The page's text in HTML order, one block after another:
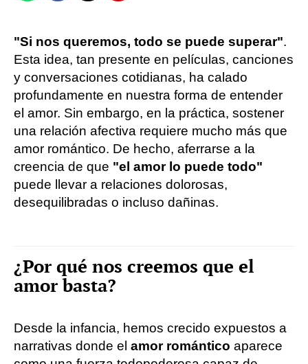
"Si nos queremos, todo se puede superar".
Esta idea, tan presente en películas, canciones
y conversaciones cotidianas, ha calado
profundamente en nuestra forma de entender
el amor. Sin embargo, en la práctica, sostener
una relación afectiva requiere mucho más que
amor romántico. De hecho, aferrarse a la
creencia de que "el amor lo puede todo"
puede llevar a relaciones dolorosas,
desequilibradas o incluso dañinas.
¿Por qué nos creemos que el
amor basta?
Desde la infancia, hemos crecido expuestos a
narrativas donde el amor romántico aparece